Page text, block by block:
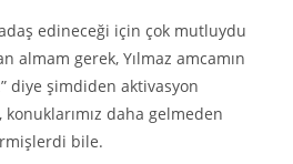
edineceği için çok mutluydu
almam gerek, Yılmaz amcamın
diye şimdiden aktivasyon
daha gelmeden
bile.